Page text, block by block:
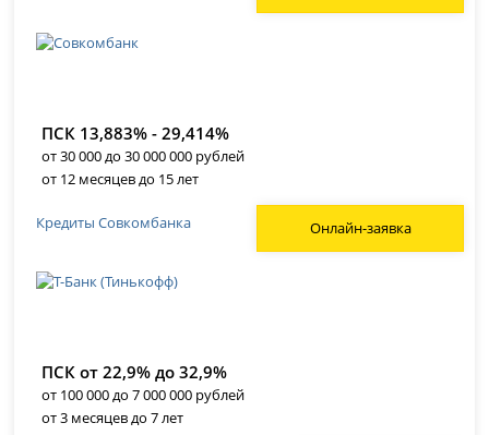
ПСК 13,883% - 29,414%
от 30 000 до 30 000 000 рублей
от 12 месяцев до 15 лет
Онлайн-заявка
Кредиты Совкомбанка
ПСК от 22,9% до 32,9%
от 100 000 до 7 000 000 рублей
от 3 месяцев до 7 лет